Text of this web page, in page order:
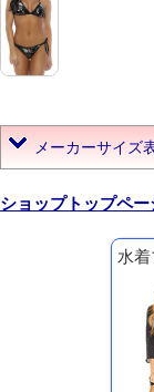
メーカーサイズ
ショップトップペー
水